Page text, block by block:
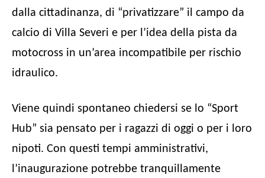
dalla cittadinanza, di “privatizzare” il campo da
calcio di Villa Severi e per l’idea della pista da
motocross in un’area incompatibile per rischio
idraulico.
Viene quindi spontaneo chiedersi se lo “Sport
Hub” sia pensato per i ragazzi di oggi o per i loro
nipoti. Con questi tempi amministrativi,
l’inaugurazione potrebbe tranquillamente